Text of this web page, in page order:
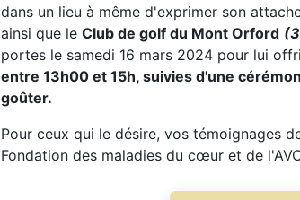
dans un lieu à même d'exprimer son
ainsi que le Club de golf du Mont Orford
portes le samedi 16 mars 2024 pour lui
entre 13h00 et 15h, suivies d'une
goûter.
Pour ceux qui le désire, vos témoignages
Fondation des maladies du cœur et de